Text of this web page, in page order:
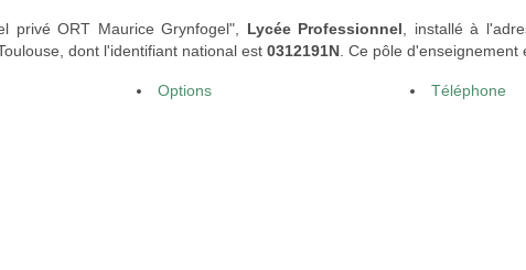
privé ORT Maurice Grynfogel", Lycée Professionnel , installé à
dont l'identifiant national est 0312191N . Ce pôle d'enseignement
Options Téléphone